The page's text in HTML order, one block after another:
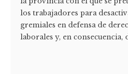
los trabajadores para
gremiales en defensa de
laborales y, en consecuencia,